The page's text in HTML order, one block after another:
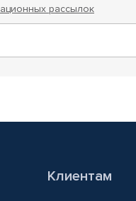
рассылок
Клиентам